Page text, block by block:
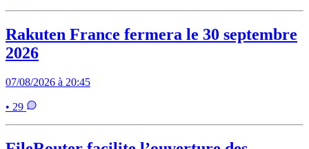
Rakuten France fermera le 30 septembre
2026
07/08/2026 à 20:45
• 29